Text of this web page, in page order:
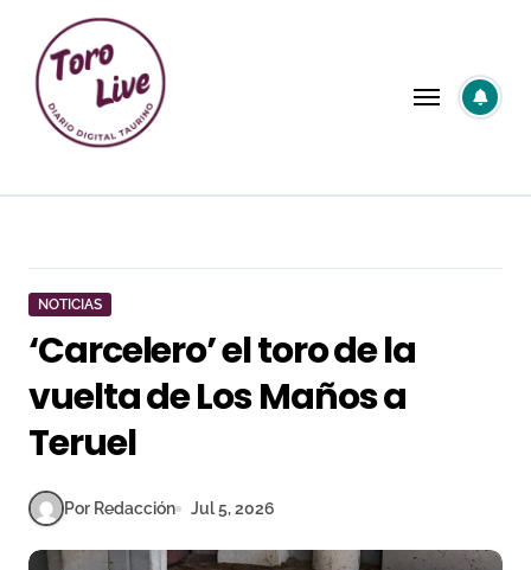
contenido
NOTICIAS
‘Carcelero’ el toro de la
vuelta de Los Maños a
Teruel
Por Redacción Jul 5, 2026